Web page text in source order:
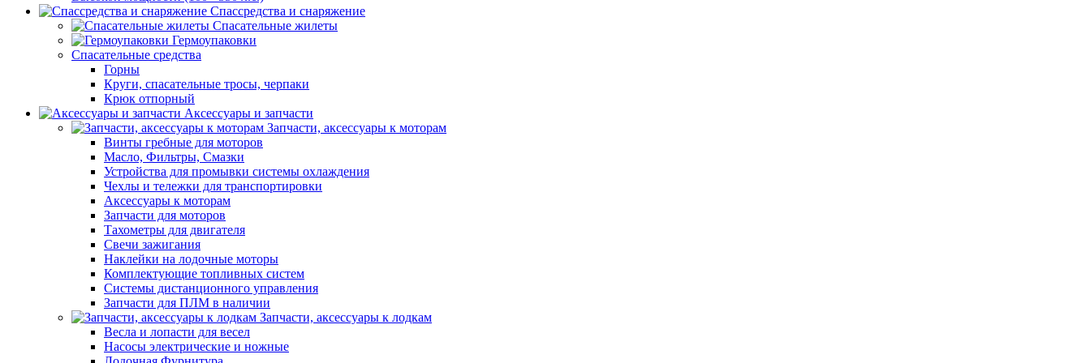
Спассредства и снаряжение
Спасательные жилеты
Гермоупаковки
Спасательные средства
Горны
Круги, спасательные тросы, черпаки
Крюк отпорный
Аксессуары и запчасти
Запчасти, аксессуары к моторам
Винты гребные для моторов
Масло, Фильтры, Смазки
Устройства для промывки системы охлаждения
Чехлы и тележки для транспортировки
Аксессуары к моторам
Запчасти для моторов
Тахометры для двигателя
Свечи зажигания
Наклейки на лодочные моторы
Комплектующие топливных систем
Системы дистанционного управления
Запчасти для ПЛМ в наличии
Запчасти, аксессуары к лодкам
Весла и лопасти для весел
Насосы электрические и ножные